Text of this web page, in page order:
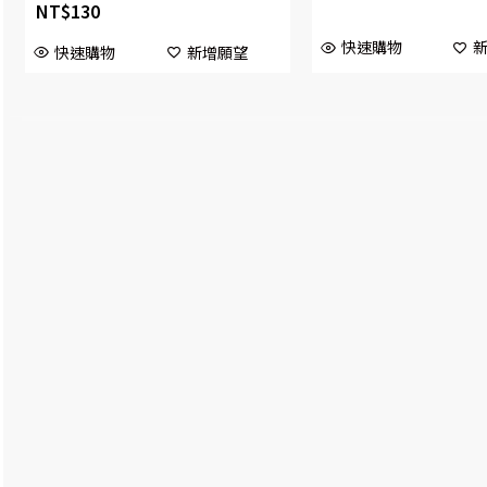
NT$130
快速購物 新增願望 快速購物